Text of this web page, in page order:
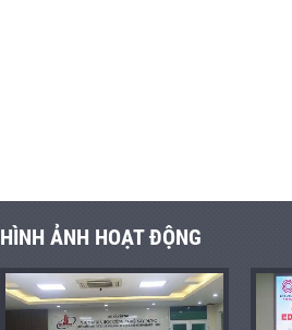
HÌNH ẢNH HOẠT ĐỘNG